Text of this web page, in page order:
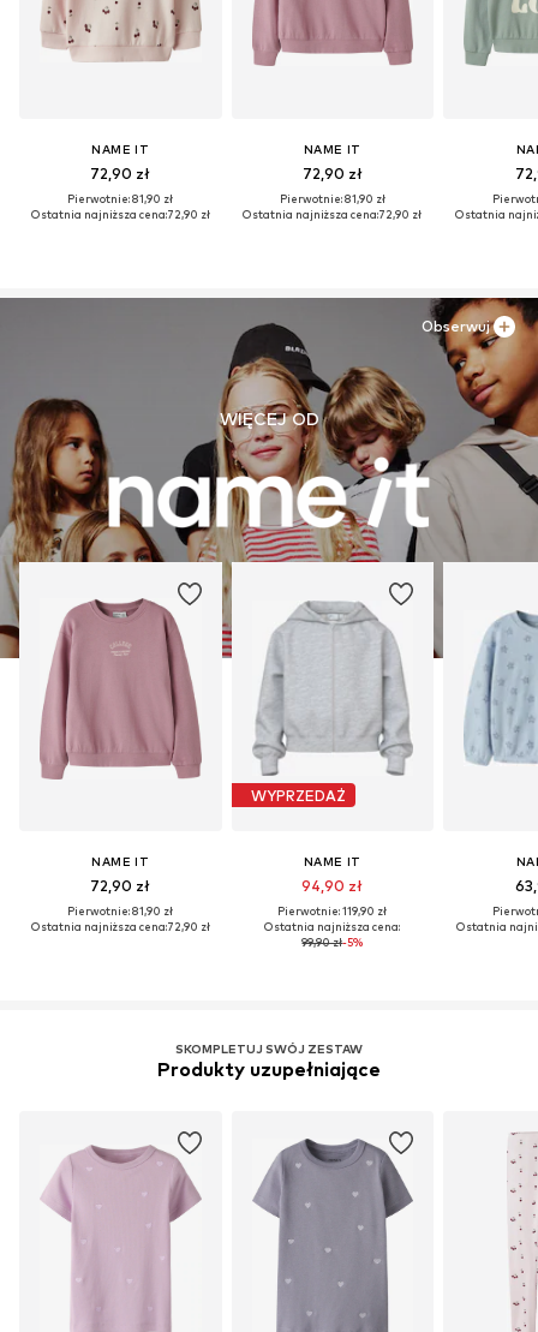
NAME IT
72,90 zł
Pierwotnie: 81,90 zł
Ostatnia najniższa cena:72,90 zł
NAME IT
72,90 zł
Pierwotnie: 81,90 zł
Ostatnia najniższa cena:72,90 zł
Ostatnia
WIĘCEJ OD
NAME IT
72,90 zł
Pierwotnie: 81,90 zł
Ostatnia najniższa cena:72,90 zł
WYPRZEDAŻ
NAME IT
94,90 zł
Pierwotnie: 119,90 zł
Ostatnia najniższa cena:
99,90 zł-5%
Ostatnia
Obserwuj
SKOMPLETUJ SWÓJ ZESTAW
Produkty uzupełniające